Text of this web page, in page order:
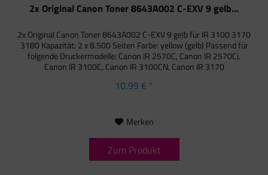
2x Original Canon Toner 8643A002 C-EXV 9 gelb...
2x Original Canon Toner 8643A002 C-EXV 9 gelb für IR 3100 3170
3180 Kapazität: 2 x 8.500 Seiten Farbe: yellow (gelb) Passend für
folgende Druckermodelle: Canon IR 2570C, Canon IR 2570Ci,
Canon IR 3100C, Canon IR 3100CN, Canon IR 3170
10,99 € *
Merken
Zum Produkt